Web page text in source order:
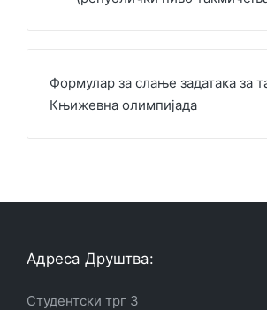
Формулар за слање задатака за
Књижевна олимпијада
Адреса Друштва:
Студентски трг 3